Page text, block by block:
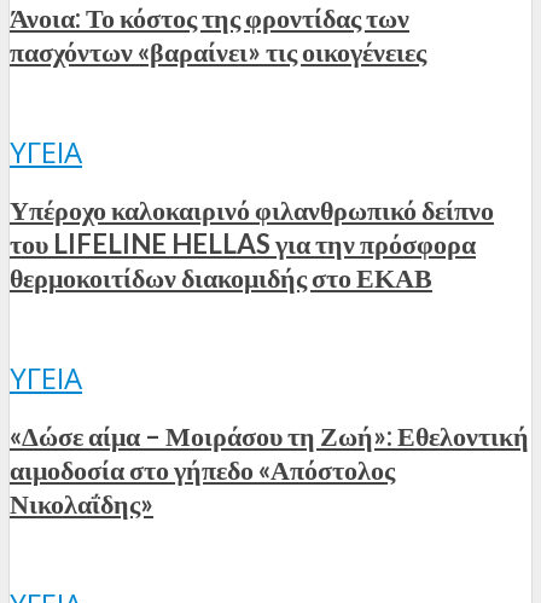
Άνοια: Το κόστος της φροντίδας των
πασχόντων «βαραίνει» τις οικογένειες
ΥΓΕΊΑ
Υπέροχο καλοκαιρινό φιλανθρωπικό δείπνο
του LIFELINE HELLAS για την πρόσφορα
θερμοκοιτίδων διακομιδής στο ΕΚΑΒ
ΥΓΕΊΑ
«Δώσε αίμα – Μοιράσου τη Ζωή»: Εθελοντική
αιμοδοσία στο γήπεδο «Απόστολος
Νικολαΐδης»